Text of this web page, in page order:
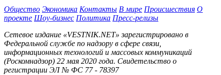
Общество Экономика Контакты В мире Происшествия О
проекте Шоу-бизнес Политика Пресс-релизы
Сетевое издание «VESTNIK.NET» зарегистрировано в
Федеральной службе по надзору в сфере связи,
информационных технологий и массовых коммуникаций
(Роскомнадзор) 22 мая 2020 года. Свидетельство о
регистрации ЭЛ № ФС 77 - 78397